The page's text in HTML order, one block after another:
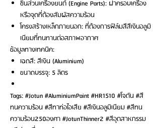
ชิ้นส่วนเครื่องยนต์ (Engine Parts): ฝาครอบเครื่อง
หรือจุดที่ต้องสัมผัสความร้อน
โครงสร้างเหล็กภายนอก: ที่ต้องการฟิล์มสีสีเงินอลูมิ
เนียมที่ทนทานต่อสภาพอากาศ
ข้อมูลทางเทคนิค:
เฉดสี: สีเงิน (Aluminium)
ขนาดบรรจุ: 5 ลิตร
Tags: #Jotun #AluminiumPaint #HR1510 #โจตัน #สี
ทนความร้อน #สีทาท่อไอเสีย #สีเงินอลูมิเนียม #สีทน
ความร้อน250องศา #JotunThinner2 #สีอุตสาหกรรม